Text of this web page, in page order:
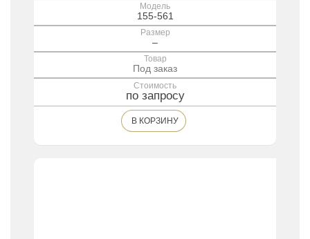
Модель
155-561
Размер
–
Товар
Под заказ
Стоимость
по запросу
В КОРЗИНУ